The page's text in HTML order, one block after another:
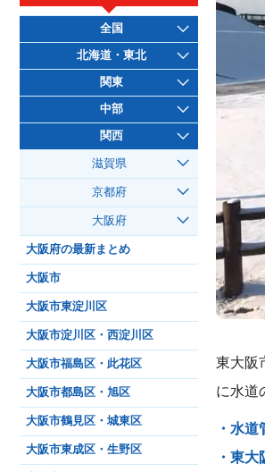
東大阪
に水道
・水
・東
全国
北海道・東北
関東
中部
関西
滋賀県
京都府
大阪府
大阪府の最新まとめ
大阪市
大阪市東淀川区
大阪市淀川区・西淀川区
大阪市福島区・此花区
大阪市都島区・旭区
大阪市鶴見区・城東区
大阪市東成区・生野区